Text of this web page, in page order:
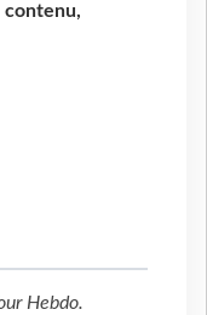
contenu,
Hebdo.